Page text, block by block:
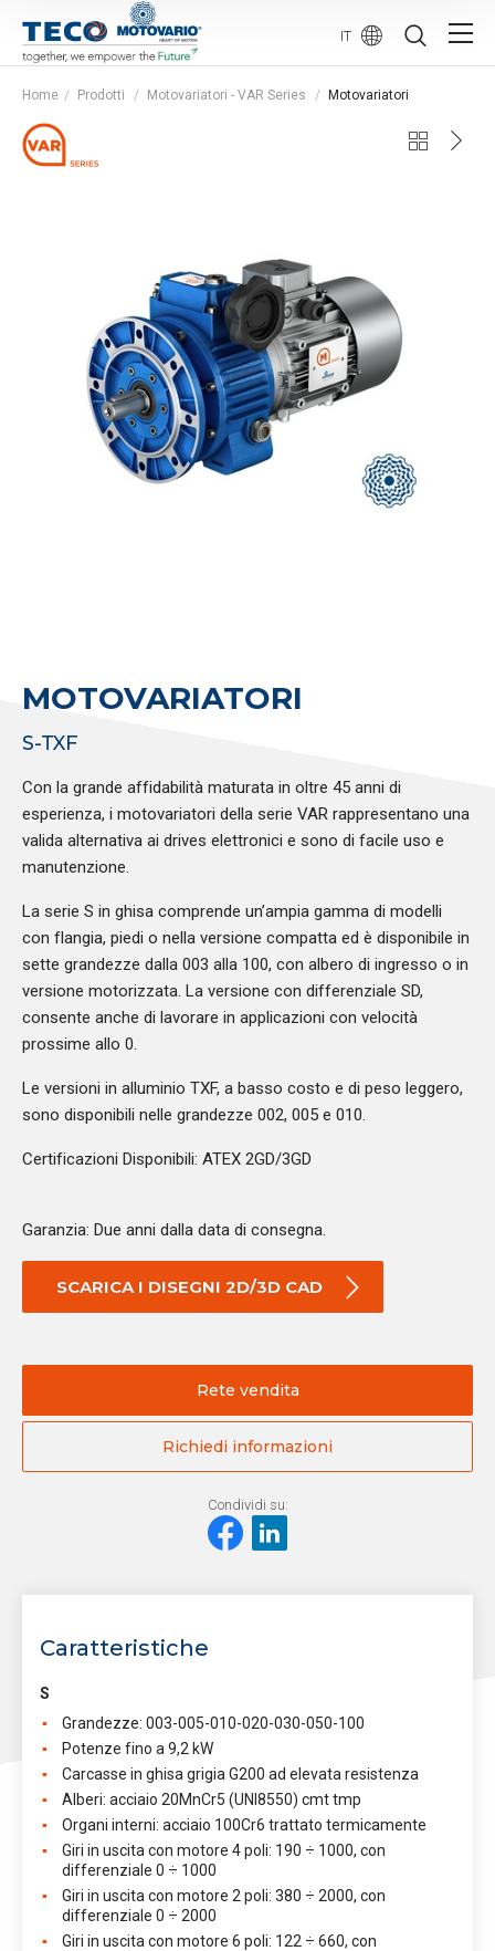
IT
Home Prodotti Motovariatori - VAR Series Motovariatori
MOTOVARIATORI
S-TXF
Con la grande affidabilità maturata in oltre 45 anni di
esperienza, i motovariatori della serie VAR rappresentano una
valida alternativa ai drives elettronici e sono di facile uso e
manutenzione.
La serie S in ghisa comprende un’ampia gamma di modelli
con flangia, piedi o nella versione compatta ed è disponibile in
sette grandezze dalla 003 alla 100, con albero di ingresso o in
versione motorizzata. La versione con differenziale SD,
consente anche di lavorare in applicazioni con velocità
prossime allo 0.
Le versioni in alluminio TXF, a basso costo e di peso leggero,
sono disponibili nelle grandezze 002, 005 e 010.
Certificazioni Disponibili: ATEX 2GD/3GD
Garanzia: Due anni dalla data di consegna.
SCARICA I DISEGNI 2D/3D CAD
Rete vendita
Richiedi informazioni
Condividi su:
Caratteristiche
S
Grandezze: 003-005-010-020-030-050-100
Potenze fino a 9,2 kW
Carcasse in ghisa grigia G200 ad elevata resistenza
Alberi: acciaio 20MnCr5 (UNI8550) cmt tmp
Organi interni: acciaio 100Cr6 trattato termicamente
Giri in uscita con motore 4 poli: 190 ÷ 1000, con
differenziale 0 ÷ 1000
Giri in uscita con motore 2 poli: 380 ÷ 2000, con
differenziale 0 ÷ 2000
Giri in uscita con motore 6 poli: 122 ÷ 660, con